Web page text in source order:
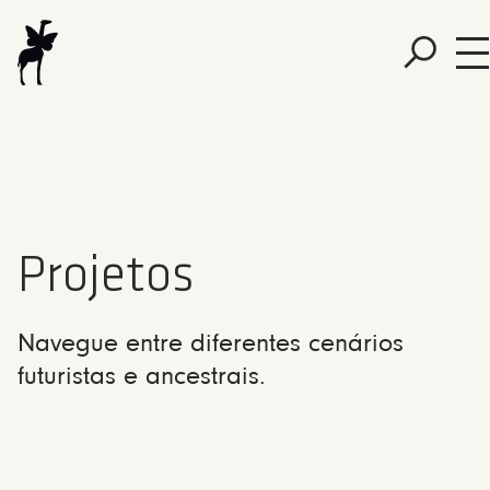
Projetos
Navegue entre diferentes cenários
futuristas e ancestrais.